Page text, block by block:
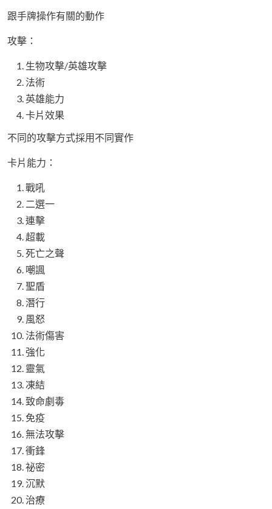
跟手牌操作有關的動作
攻擊：
生物攻擊/英雄攻擊
法術
英雄能力
卡片效果
不同的攻擊方式採用不同實作
卡片能力：
戰吼
二選一
連擊
超載
死亡之聲
嘲諷
聖盾
潛行
風怒
法術傷害
強化
靈氣
凍結
致命劇毒
免疫
無法攻擊
衝鋒
祕密
沉默
治療